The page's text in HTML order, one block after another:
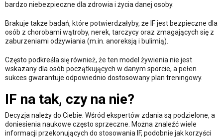
bardzo niebezpieczne dla zdrowia i życia danej osoby.
Brakuje także badań, które potwierdzałyby, że IF jest bezpieczne dla
osób z chorobami wątroby, nerek, tarczycy oraz zmagających się z
zaburzeniami odżywiania (m.in. anoreksją i bulimią).
Często podkreśla się również, że ten model żywienia nie jest
wskazany dla osób początkujących w danym sporcie, a pełen
sukces gwarantuje odpowiednio dostosowany plan treningowy.
IF na tak, czy na nie?
Decyzja należy do Ciebie. Wśród ekspertów zdania są podzielone, a
doniesienia naukowe często sprzeczne. Można znaleźć wiele
informacji przekonujących do stosowania IF, podobnie jak korzyści